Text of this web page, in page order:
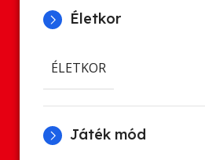
Életkor
ÉLETKOR
Játék mód